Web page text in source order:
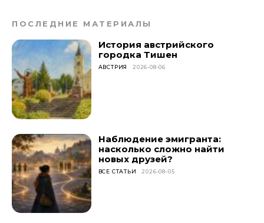
ПОСЛЕДНИЕ МАТЕРИАЛЫ
История австрийского
городка Тишен
АВСТРИЯ 2026-08-06
Наблюдение эмигранта:
насколько сложно найти
новых друзей?
ВСЕ СТАТЬИ 2026-08-05